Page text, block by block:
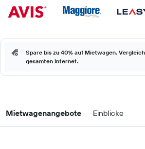
Spare bis zu 40% auf Mietwagen.
gesamten Internet.
Mietwagenangebote Einblicke